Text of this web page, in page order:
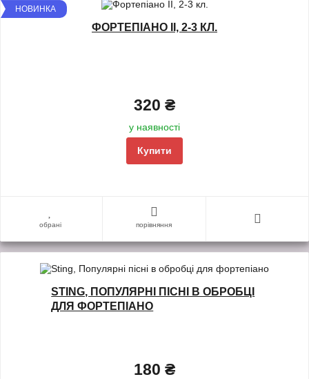
НОВИНКА
ФОРТЕПІАНО ІІ, 2-3 КЛ.
320 ₴
у наявності
Купити
обрані порівняння
STING, ПОПУЛЯРНІ ПІСНІ В ОБРОБЦІ
ДЛЯ ФОРТЕПІАНО
180 ₴